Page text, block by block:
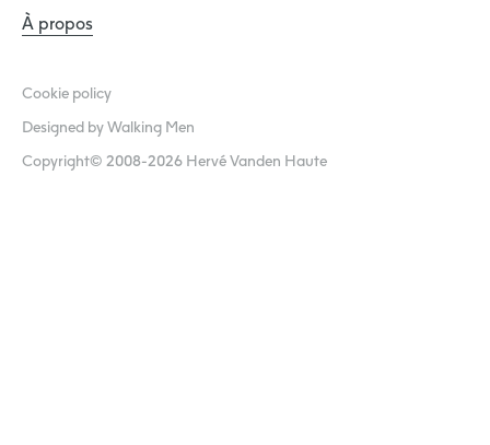
À propos
Cookie policy
Designed by Walking Men
Copyright© 2008-2026 Hervé Vanden Haute